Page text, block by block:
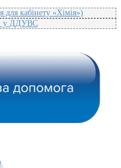
для кабінету «Хімія»)
у ДДУВС